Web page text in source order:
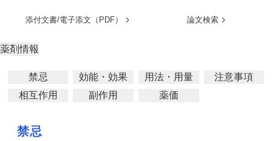
添付文書/電子添文（PDF） 論文検索
薬剤情報
禁忌 効能・効果 用法・用量
注意事項
相互作用
副作用 薬価
禁忌